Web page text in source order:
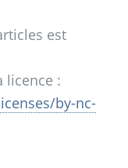
est
licence :
by-nc-